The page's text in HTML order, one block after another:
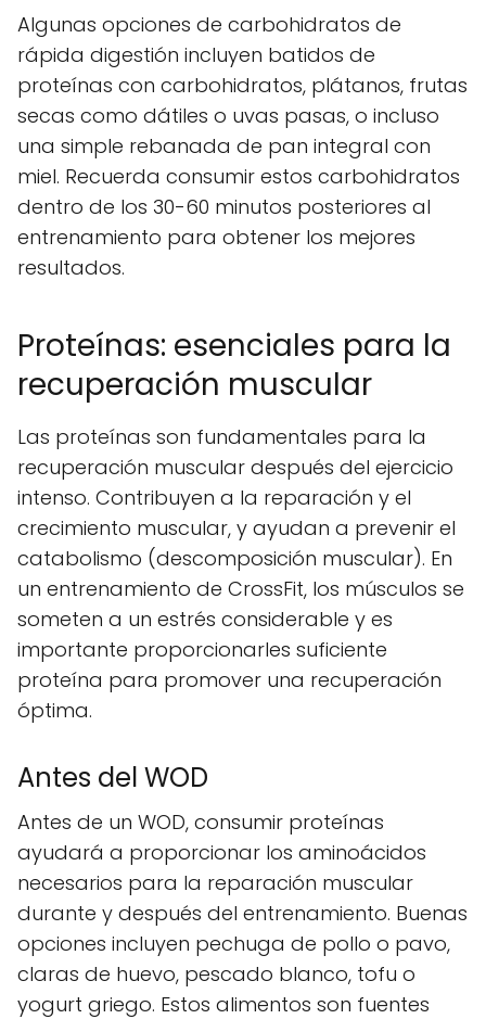
Algunas opciones de carbohidratos de
rápida digestión incluyen batidos de
proteínas con carbohidratos, plátanos, frutas
secas como dátiles o uvas pasas, o incluso
una simple rebanada de pan integral con
miel. Recuerda consumir estos carbohidratos
dentro de los 30-60 minutos posteriores al
entrenamiento para obtener los mejores
resultados.
Proteínas: esenciales para la
recuperación muscular
Las proteínas son fundamentales para la
recuperación muscular después del ejercicio
intenso. Contribuyen a la reparación y el
crecimiento muscular, y ayudan a prevenir el
catabolismo (descomposición muscular). En
un entrenamiento de CrossFit, los músculos se
someten a un estrés considerable y es
importante proporcionarles suficiente
proteína para promover una recuperación
óptima.
Antes del WOD
Antes de un WOD, consumir proteínas
ayudará a proporcionar los aminoácidos
necesarios para la reparación muscular
durante y después del entrenamiento. Buenas
opciones incluyen pechuga de pollo o pavo,
claras de huevo, pescado blanco, tofu o
yogurt griego. Estos alimentos son fuentes